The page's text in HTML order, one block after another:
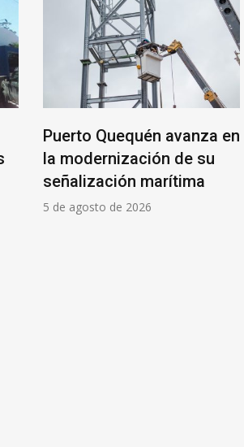
Puerto Quequén avanza en
la modernización de su
señalización marítima
5 de agosto de 2026